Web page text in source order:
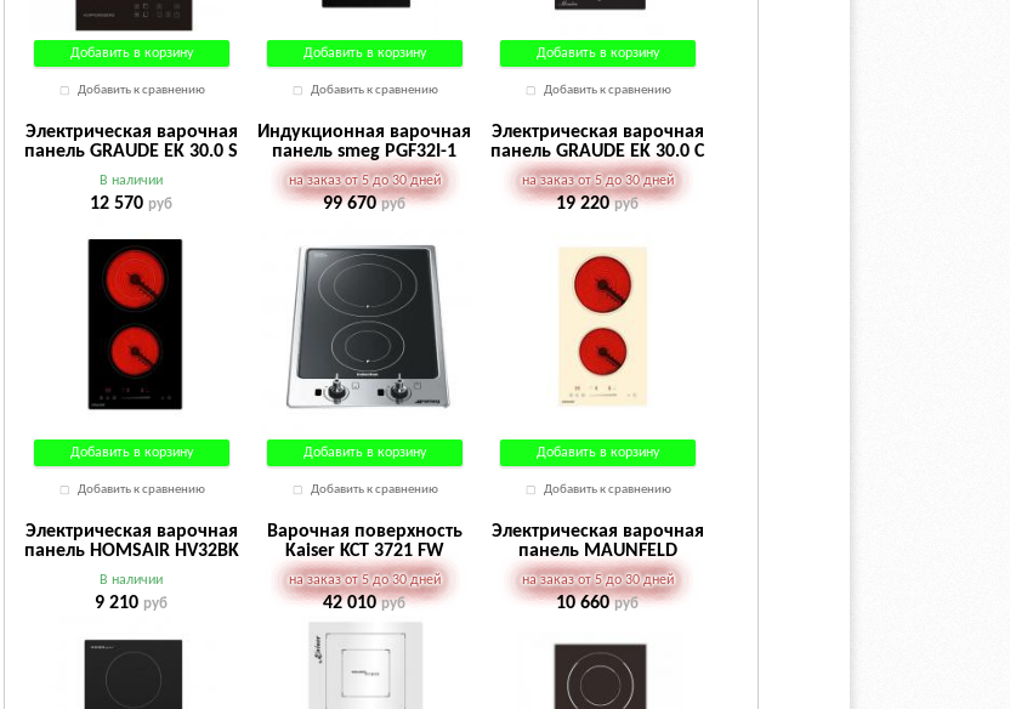
Добавить в корзину
Добавить к сравнению
Добавить в корзину
Добавить к сравнению
Добавить в корзину
Добавить к сравнению
Электрическая варочная
панель GRAUDE EK 30.0 S
В наличии
12 570 руб
Добавить в корзину
Добавить к сравнению
Индукционная варочная
панель smeg PGF32I-1
на заказ от 5 до 30 дней
99 670руб
Добавить в корзину
Добавить к сравнению
Электрическая варочная
панель GRAUDE EK 30.0 C
на заказ от 5 до 30 дней
19 220руб
Добавить в корзину
Добавить к сравнению
Электрическая варочная
панель HOMSAIR HV32BK
В наличии
9 210 руб
Варочная поверхность
Kaiser KCT 3721 FW
на заказ от 5 до 30 дней
42 010руб
Электрическая варочная
панель MAUNFELD
EVSE292FDBK
на заказ от 5 до 30 дней
10 660руб